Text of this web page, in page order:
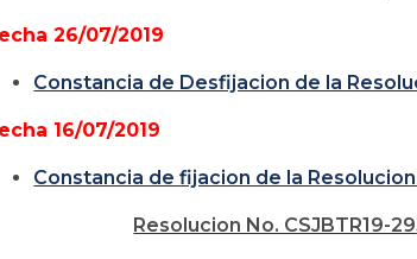
26/07/2019
Constancia de Desfijacion de la
16/07/2019
Constancia de fijacion de la Resolucion
Resolucion No. CSJBTR19-29